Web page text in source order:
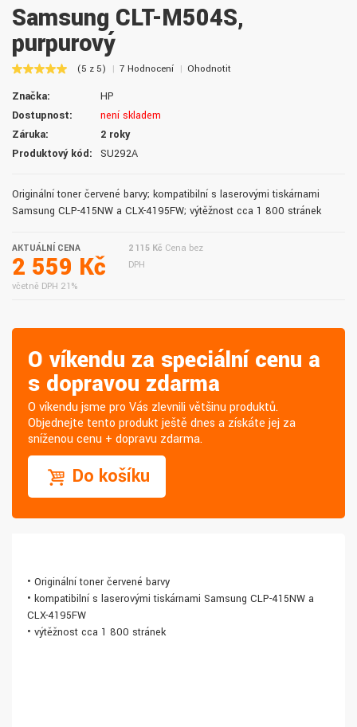
Samsung CLT-M504S,
purpurový
(5 z 5) 7 Hodnocení Ohodnotit
Značka:
HP
Dostupnost:
není skladem
Záruka:
2 roky
Produktový kód:
SU292A
Originální toner červené barvy; kompatibilní s laserovými tiskárnami
Samsung CLP-415NW a CLX-4195FW; výtěžnost cca 1 800 stránek
AKTUÁLNÍ CENA
2 559 Kč
včetně DPH 21%
2 115 Kč Cena bez
DPH
O víkendu za speciální cenu a
s dopravou zdarma
O víkendu jsme pro Vás zlevnili většinu produktů.
Objednejte tento produkt ještě dnes a získáte jej za
sníženou cenu + dopravu zdarma.
Do košíku
• Originální toner červené barvy
• kompatibilní s laserovými tiskárnami Samsung CLP-415NW a
CLX-4195FW
• výtěžnost cca 1 800 stránek